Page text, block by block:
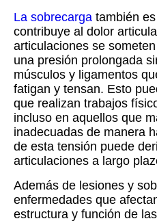
La sobrecarga también
contribuye al dolor
articulaciones se
una presión prolongada
músculos y ligamentos
fatigan y tensan. Esto
que realizan trabajos
incluso en aquellos que
inadecuadas de manera
de esta tensión puede
articulaciones a largo
Además de lesiones y
enfermedades que
estructura y función de